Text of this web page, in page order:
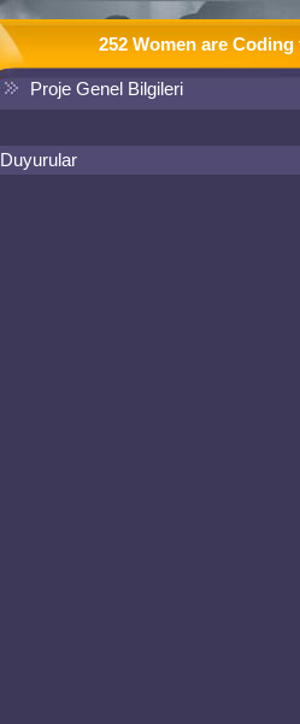
252 Women are
Proje Genel Bilgileri
Duyurular